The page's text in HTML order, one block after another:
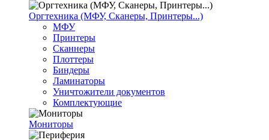
Оргтехника (МФУ, Сканеры, Принтеры...)
МФУ
Принтеры
Сканнеры
Плоттеры
Биндеры
Ламинаторы
Уничтожители документов
Комплектующие
Мониторы